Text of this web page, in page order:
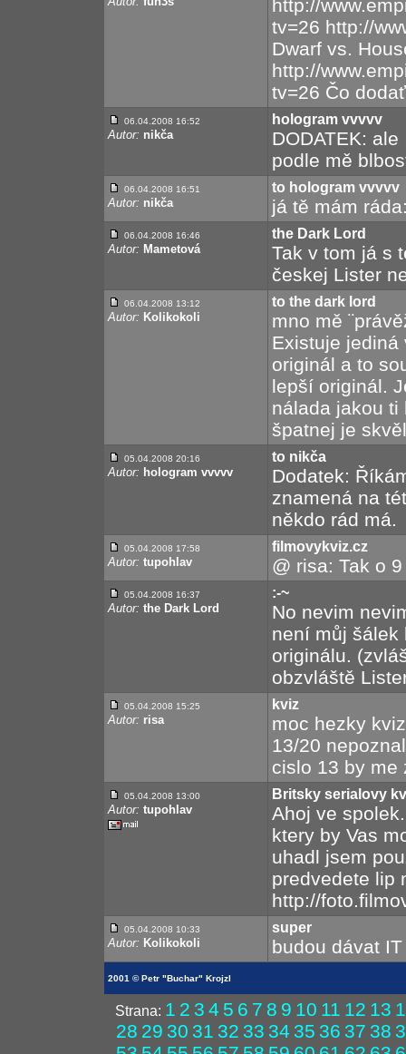
http://
tv=26 http://
Dwarf vs.
http://
tv=26 Čo
06.04.2008 16:52
Autor: nikča
hologram vvvvv
DODATEK:
podle mě
06.04.2008 16:51
Autor: nikča
to hologram vvvvv
já tě mám
06.04.2008 16:46
Autor: Mametová
the Dark Lord
Tak v tom já s
českej Lister
06.04.2008 13:12
Autor: Kolikokoli
to the dark lord
mno mě
Existuje
originál a to
lepší originál.
nálada jakou
špatnej je
05.04.2008 20:16
Autor: hologram vvvvv
to nikča
Dodatek:
znamená na
někdo rád má.
05.04.2008 17:58
Autor: tupohlav
filmovykviz.cz
@ risa: Tak o
05.04.2008 16:37
Autor: the Dark Lord
:-~
No nevim
není můj šálek
originálu.
obzvláště
05.04.2008 15:25
Autor: risa
kviz
moc hezky
13/20
cislo 13 by me
05.04.2008 13:00
Autor: tupohlav
Britsky serialovy
Ahoj ve
ktery by Vas
uhadl jsem
predvedete lip
http://
05.04.2008 10:33
Autor: Kolikokoli
super
budou dávat
2001 © Petr "Buchar" Krojzl
Strana: 1 2 3 4 5 6 7 8 9 10 11 12 13
28 29 30 31 32 33 34 35 36 37 38